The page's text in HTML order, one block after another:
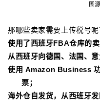
图
那哪些卖家需要上传税号呢
使用了西班牙FBA仓库的
从西班牙向德国、法国、意
使用 Amazon Business
票；
海外仓自发货，从西班牙发